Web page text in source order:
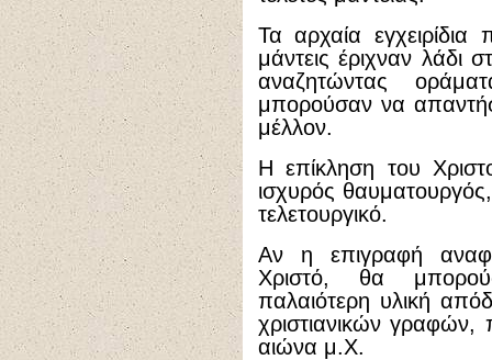
Τα αρχαία
μάντεις έριχναν λάδι
αναζητώντας
μπορούσαν να
μέλλον.
Η επίκληση του
ισχυρός
τελετουργικό.
Αν η επιγραφή
Χριστό, θα
παλαιότερη υλική
χριστιανικών
αιώνα μ.Χ.